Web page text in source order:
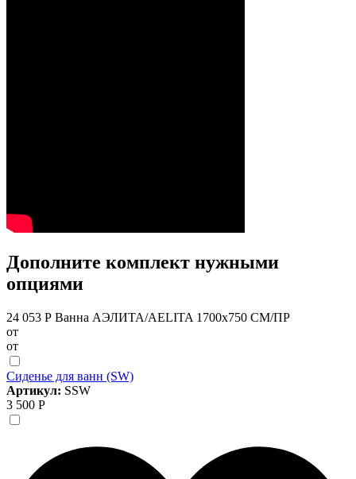
Дополните комплект нужными
опциями
24 053 Р Ванна АЭЛИТА/AELITA 1700х750 СМ/ПР
от
от
Сиденье для ванн (SW)
Артикул: SSW
3 500 Р